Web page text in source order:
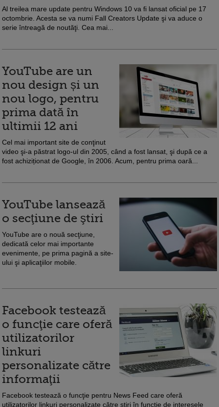
Al treilea mare update pentru Windows 10 va fi lansat oficial pe 17
octombrie. Acesta se va numi Fall Creators Update şi va aduce o
serie întreagă de noutăţi. Cea mai...
YouTube are un
nou design și un
nou logo, pentru
prima dată în
ultimii 12 ani
Cel mai important site de conţinut
video şi-a păstrat logo-ul din 2005, când a fost lansat, şi după ce a
fost achiziționat de Google, în 2006. Acum, pentru prima oară...
YouTube lansează
o secţiune de ştiri
YouTube are o nouă secţiune,
dedicată celor mai importante
evenimente, pe prima pagină a site-
ului şi aplicaţiilor mobile.
Facebook testează
o funcţie care oferă
utilizatorilor
linkuri
personalizate către
informaţii
Facebook testează o funcţie pentru News Feed care oferă
utilizatorilor linkuri personalizate către ştiri în funcţie de interesele